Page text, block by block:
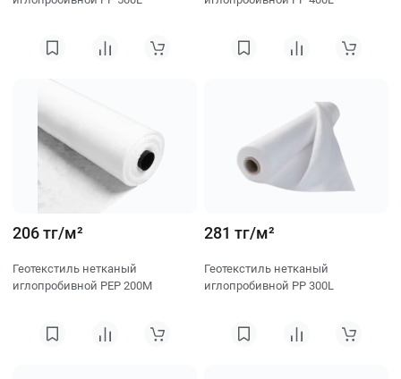
206 тг/м²
Геотекстиль нетканый
иглопробивной PEP 200M
281 тг/м²
Геотекстиль нетканый
иглопробивной PP 300L